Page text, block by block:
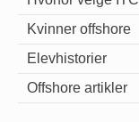
Kvinner offshore
Elevhistorier
Offshore artikler